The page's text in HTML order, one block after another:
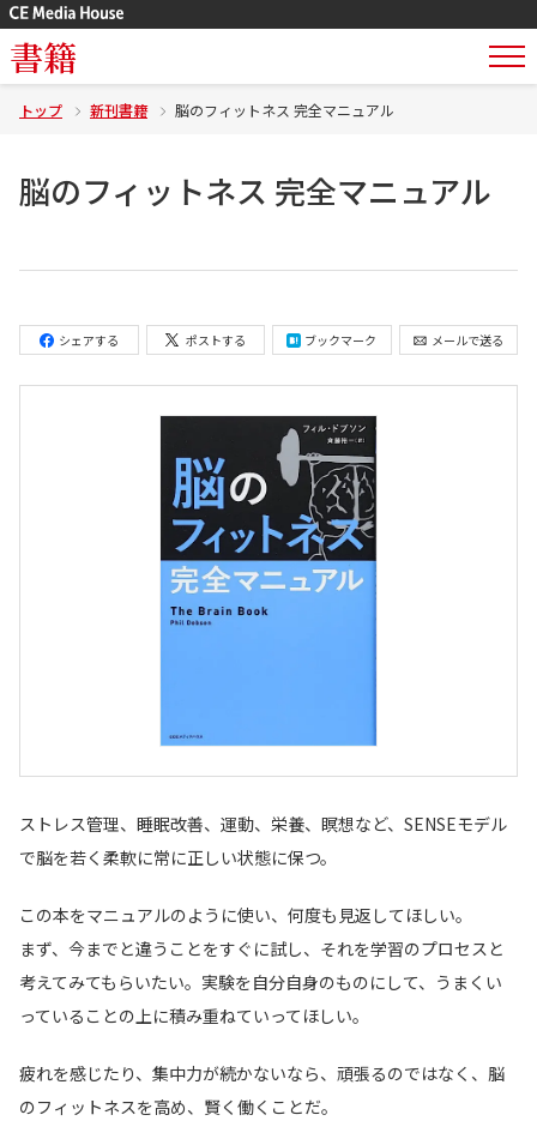
書籍
トップ 新刊書籍 脳のフィットネス 完全マニュアル
脳のフィットネス 完全マニュアル
シェアする ポストする ブックマーク メールで送る
ストレス管理、睡眠改善、運動、栄養、瞑想など、SENSEモデル
で脳を若く柔軟に常に正しい状態に保つ。
この本をマニュアルのように使い、何度も見返してほしい。
まず、今までと違うことをすぐに試し、それを学習のプロセスと
考えてみてもらいたい。実験を自分自身のものにして、うまくい
っていることの上に積み重ねていってほしい。
疲れを感じたり、集中力が続かないなら、頑張るのではなく、脳
のフィットネスを高め、賢く働くことだ。